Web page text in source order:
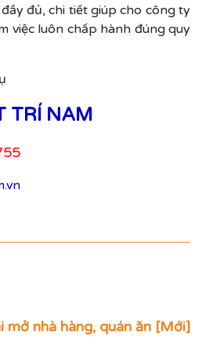
đủ, chi tiết giúp cho công ty
việc luôn chấp hành đúng quy
TRÍ NAM
mở nhà hàng, quán ăn [Mới]